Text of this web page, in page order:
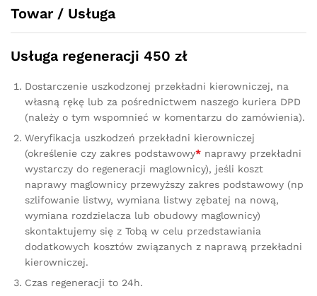
Towar / Usługa
Usługa regeneracji 450 zł
Dostarczenie uszkodzonej przekładni kierowniczej, na
własną rękę lub za pośrednictwem naszego kuriera DPD
(należy o tym wspomnieć w komentarzu do zamówienia).
Weryfikacja uszkodzeń przekładni kierowniczej
(określenie czy zakres podstawowy* naprawy przekładni
wystarczy do regeneracji maglownicy), jeśli koszt
naprawy maglownicy przewyższy zakres podstawowy (np
szlifowanie listwy, wymiana listwy zębatej na nową,
wymiana rozdzielacza lub obudowy maglownicy)
skontaktujemy się z Tobą w celu przedstawiania
dodatkowych kosztów związanych z naprawą przekładni
kierowniczej.
Czas regeneracji to 24h.